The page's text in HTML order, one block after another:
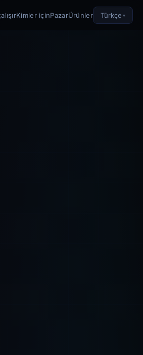
Kimler içinPazarÜrünler Türkçe